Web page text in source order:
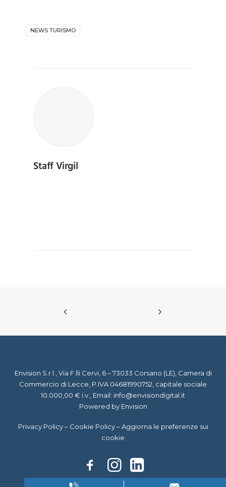
NEWS TURISMO
Staff Virgil
Envision S.r.l., Via F.lli Cervi, 6 – 73033 Corsano (LE), Camera di
Commercio di Lecce, P.IVA 04681990752, capitale sociale
10.000,00 € i.v., Email: info@envisiondigital.it
Powered by Envision
Privacy Policy– Cookie Policy–Aggiorna le preferenze sui
cookie